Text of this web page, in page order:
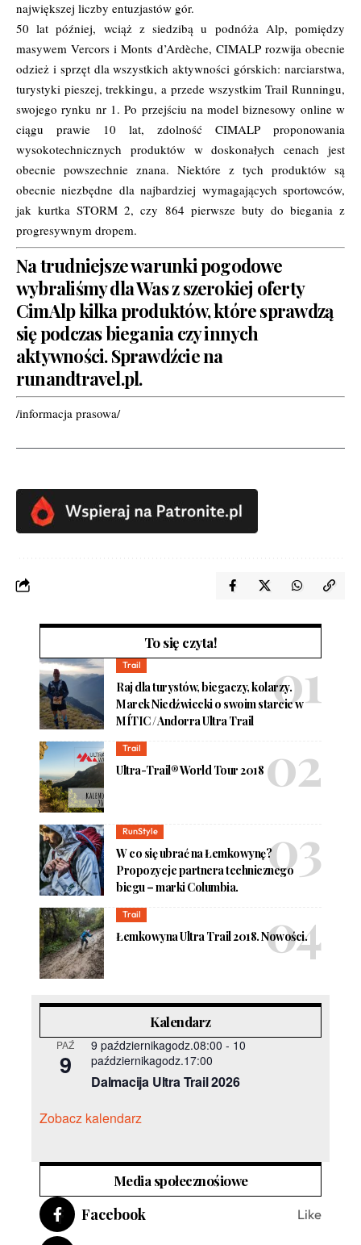
największej liczby entuzjastów gór.
50 lat później, wciąż z siedzibą u podnóża Alp, pomiędzy
masywem Vercors i Monts d’Ardèche, CIMALP rozwija obecnie
odzież i sprzęt dla wszystkich aktywności górskich: narciarstwa,
turystyki pieszej, trekkingu, a przede wszystkim Trail Runningu,
swojego rynku nr 1. Po przejściu na model biznesowy online w
ciągu prawie 10 lat, zdolność CIMALP proponowania
wysokotechnicznych produktów w doskonałych cenach jest
obecnie powszechnie znana. Niektóre z tych produktów są
obecnie niezbędne dla najbardziej wymagających sportowców,
jak kurtkaSTORM 2, czy 864 pierwsze buty do biegania z
progresywnym dropem.
Na trudniejsze warunki pogodowe
wybraliśmy dla Was z szerokiej oferty
CimAlp kilka produktów, które sprawdzą
się podczas biegania czy innych
aktywności.Sprawdźcie na
runandtravel.pl.
/informacja prasowa/
To się czyta!
Trail
Raj dla turystów, biegaczy, kolarzy.
Marek Niedźwiecki o swoim starcie w
MÍTIC / Andorra Ultra Trail
Trail
Ultra-Trail® World Tour 2018
RunStyle
W co się ubrać na Łemkowynę?
Propozycje partnera technicznego
biegu – marki Columbia.
Trail
Łemkowyna Ultra Trail 2018. Nowości.
Kalendarz
PAŹ
9
9 październikagodz.08:00 - 10
październikagodz.17:00
Dalmacija Ultra Trail 2026
Zobacz kalendarz
Media społecznośiowe
Facebook Like